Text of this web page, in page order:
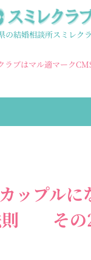
の結婚相談所スミレク
ラブはマル適マーク
ップルに
則 その